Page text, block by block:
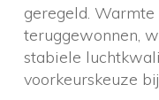
geregeld.
teruggewonnen,
stabiele
voorkeurskeuze